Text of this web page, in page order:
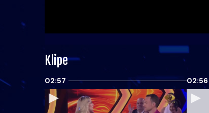
Klipe
02:57 02:56